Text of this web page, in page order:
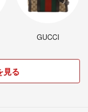
GUCCI
見る